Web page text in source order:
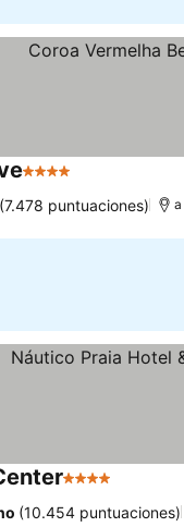
4 Estrellas
(7.478 puntuaciones)
4 Estrellas
(10.454 puntuaciones)